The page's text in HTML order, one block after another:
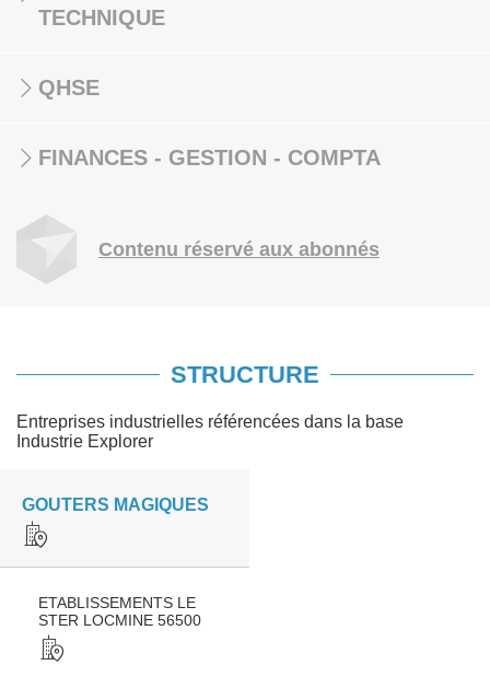
TECHNIQUE
QHSE
FINANCES - GESTION - COMPTA
Contenu réservé aux abonnés
STRUCTURE
Entreprises industrielles référencées dans la base
Industrie Explorer
GOUTERS MAGIQUES
ETABLISSEMENTS LE
STER LOCMINE 56500